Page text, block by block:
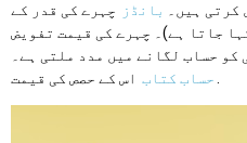
ہیں۔
بانڈز
چہرے کی قدر کے
جاتا ہے)۔ چہرے کی قیمت تفویض
حساب لگانے میں مدد ملتی ہے۔
حساب کتاب